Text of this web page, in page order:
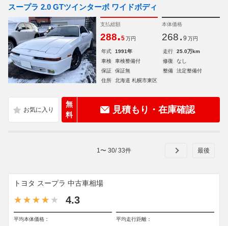
スープラ 2.0 GTツインターボ ワイドボディ
支払総額
288.5 万円
本体価格
268. 9 万円
年式 1991年 走行
25.0万km
車検
車検整備付 修復
なし
保証
保証無 整備
法定整備付
住所
北海道 札幌市東区
無
料
見積もり・在庫確認
1 〜 30/33件
トヨタ スープラ 中古車相場
4.3
平均本体価格： 平均走行距離：